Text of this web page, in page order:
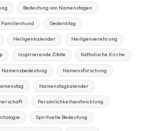
Bedeutung von Namenstagen
Familienhund Gedenktag
Heiligenkalender Heiligenverehrung
Inspirierende Zitate Katholische Kirche
Namensbedeutung Namensforschung
Namenstagkalender
Persönlichkeitsentwicklung
Spirituelle Bedeutung